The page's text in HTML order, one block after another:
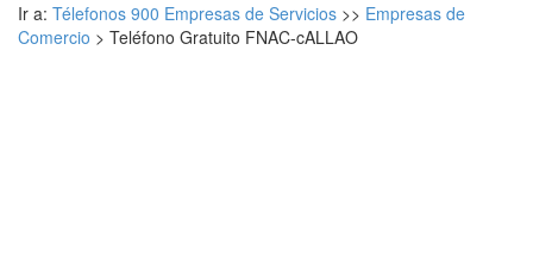
Ir a: Télefonos 900 Empresas de Servicios >> Empresas de
Comercio > Teléfono Gratuito FNAC-cALLAO